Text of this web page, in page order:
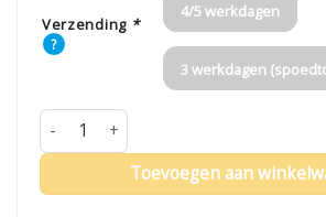
Verzending *
?
4/5 werkdagen
3 werkdagen
Vlag Groenland aantal
Toevoegen aan